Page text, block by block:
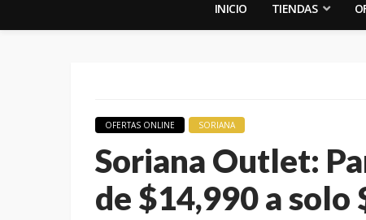
INICIO TIENDAS
OFERTAS ONLINE SORIANA
Soriana Outlet:
de $14,990 a solo